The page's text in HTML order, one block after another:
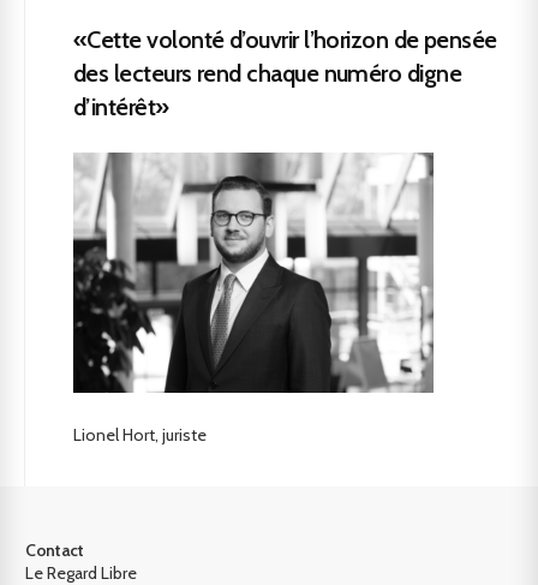
«Cette volonté d’ouvrir l’horizon de pensée
des lecteurs rend chaque numéro digne
d’intérêt»
Lionel Hort, juriste
Contact
Le Regard Libre